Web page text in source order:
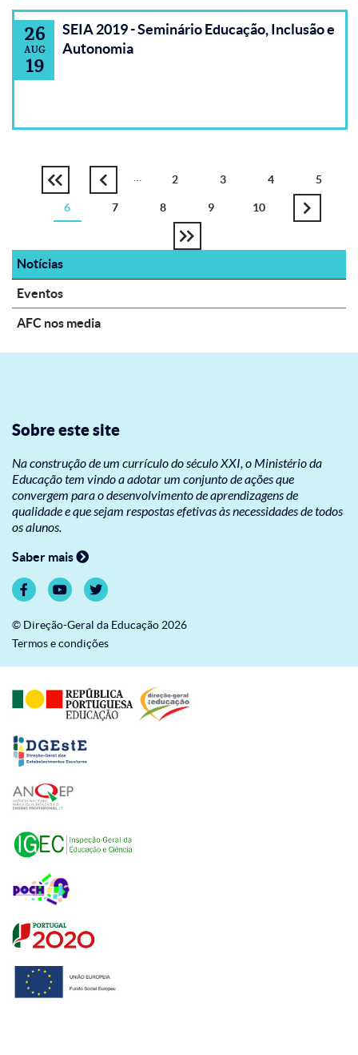
26
AUG
19
SEIA 2019 - Seminário Educação, Inclusão e
Autonomia
Paginação
Primeira
página
Página
anterior
… Página
2 Página
3 Página
4 Página
5
6 Página
7 Página
8 Página
9 Página
10 Próxima
Última
Notícias
Eventos
AFC nos media
Sobre este site
Na construção de um currículo do século XXI, o Ministério da
Educação tem vindo a adotar um conjunto de ações que
convergem para o desenvolvimento de aprendizagens de
qualidade e que sejam respostas efetivas às necessidades de todos
os alunos.
Saber mais
© Direção-Geral da Educação 2026
Termos e condições